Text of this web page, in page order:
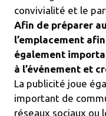
convivialité et le
Afin de préparer
l’emplacement
également
à l’événement et
La publicité joue
important de
réseaux sociaux ou